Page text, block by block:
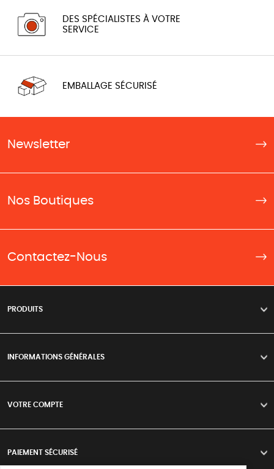
DES SPÉCIALISTES À VOTRE
SERVICE
EMBALLAGE SÉCURISÉ
Newsletter
Nos Boutiques
Contactez-Nous
PRODUITS >
INFORMATIONS GÉNÉRALES >
VOTRE COMPTE >
PAIEMENT SÉCURISÉ >